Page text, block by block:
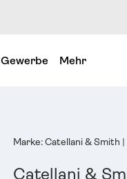
Gewerbe Mehr
Marke:Catellani & Smith
Catellani &